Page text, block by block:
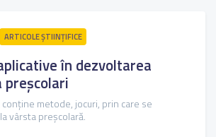
ARTICOLE ŞTIINȚIFICE
în dezvoltarea
preșcolari
metode, jocuri, prin care se
vârsta preșcolară.